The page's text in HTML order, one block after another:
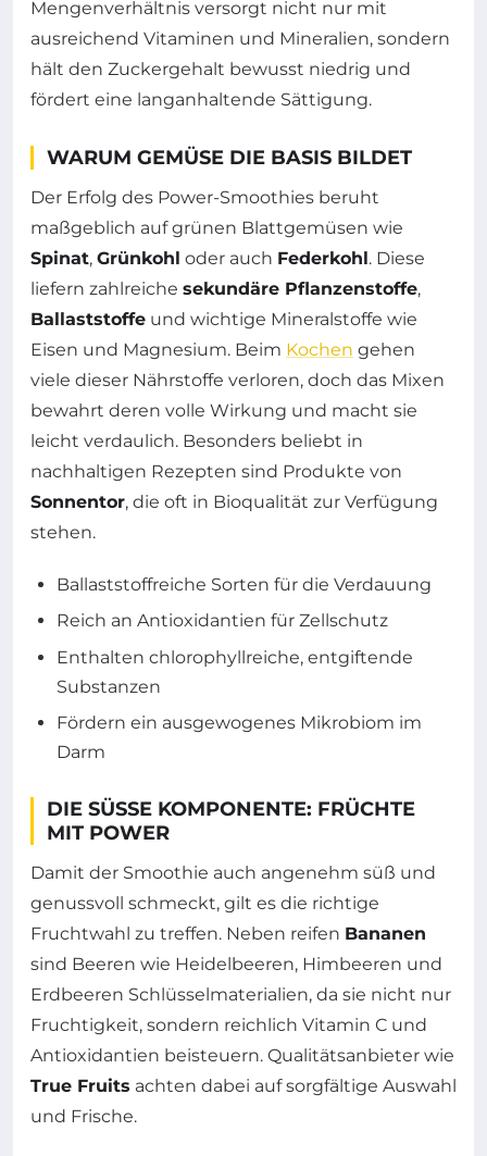
Mengenverhältnis versorgt nicht nur mit
ausreichend Vitaminen und Mineralien, sondern
hält den Zuckergehalt bewusst niedrig und
fördert eine langanhaltende Sättigung.
WARUM GEMÜSE DIE BASIS BILDET
Der Erfolg des Power-Smoothies beruht
maßgeblich auf grünen Blattgemüsen wie
Spinat, Grünkohl oder auch Federkohl. Diese
liefern zahlreiche sekundäre Pflanzenstoffe,
Ballaststoffe und wichtige Mineralstoffe wie
Eisen und Magnesium. Beim Kochen gehen
viele dieser Nährstoffe verloren, doch das Mixen
bewahrt deren volle Wirkung und macht sie
leicht verdaulich. Besonders beliebt in
nachhaltigen Rezepten sind Produkte von
Sonnentor, die oft in Bioqualität zur Verfügung
stehen.
Ballaststoffreiche Sorten für die Verdauung
Reich an Antioxidantien für Zellschutz
Enthalten chlorophyllreiche, entgiftende
Substanzen
Fördern ein ausgewogenes Mikrobiom im
Darm
DIE SÜSSE KOMPONENTE: FRÜCHTE M
IT POWER
Damit der Smoothie auch angenehm süß und
genussvoll schmeckt, gilt es die richtige
Fruchtwahl zu treffen. Neben reifen Bananen
sind Beeren wie Heidelbeeren, Himbeeren und
Erdbeeren Schlüsselmaterialien, da sie nicht nur
Fruchtigkeit, sondern reichlich Vitamin C und
Antioxidantien beisteuern. Qualitätsanbieter wie
True Fruits achten dabei auf sorgfältige Auswahl
und Frische.